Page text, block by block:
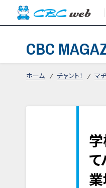
CBC
ホーム チャント！ マ
て
業